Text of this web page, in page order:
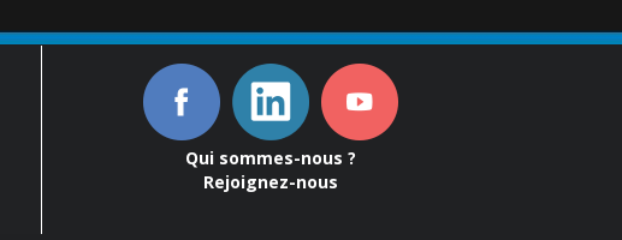
Qui sommes-nous ?
Rejoignez-nous